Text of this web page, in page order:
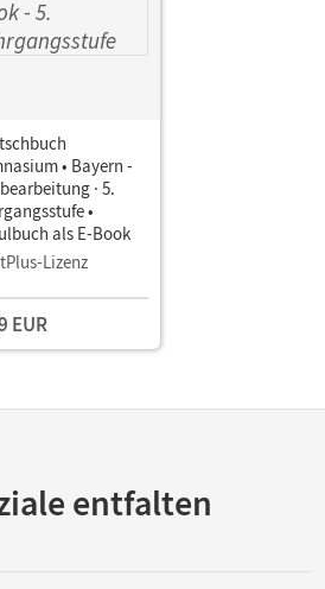
• Bayern -
· 5.
•
als E-Book
Lizenz
EUR
entfalten